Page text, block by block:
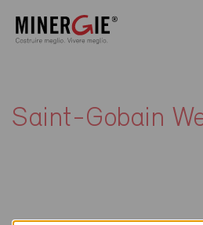
Saint-Gobain